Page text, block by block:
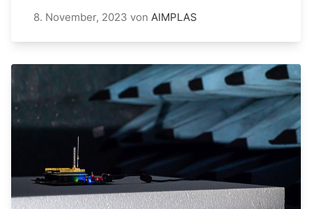
8. November, 2023 von AIMPLAS